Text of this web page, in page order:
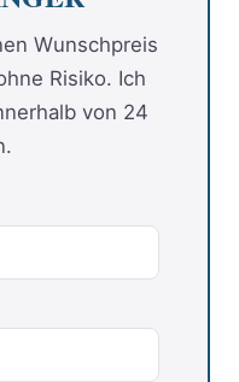
Wunschpreis
Risiko. Ich
von 24